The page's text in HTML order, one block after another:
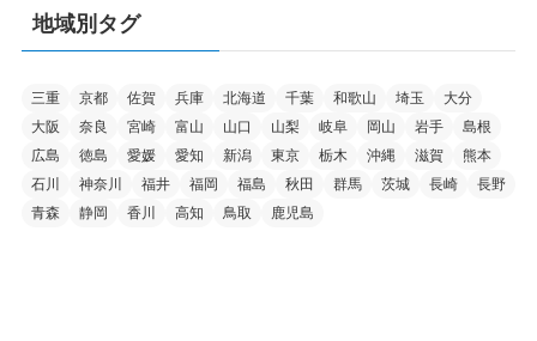
地域別タグ
三重 京都 佐賀 兵庫 北海道 千葉 和歌山 埼玉
大分
大阪
奈良 宮崎 富山 山口 山梨 岐阜 岡山 岩手
島根
広島
徳島 愛媛 愛知 新潟 東京 栃木 沖縄 滋賀
熊本
石川
神奈川 福井 福岡 福島 秋田 群馬 茨城 長崎
長野
青森
静岡 香川 高知 鳥取 鹿児島